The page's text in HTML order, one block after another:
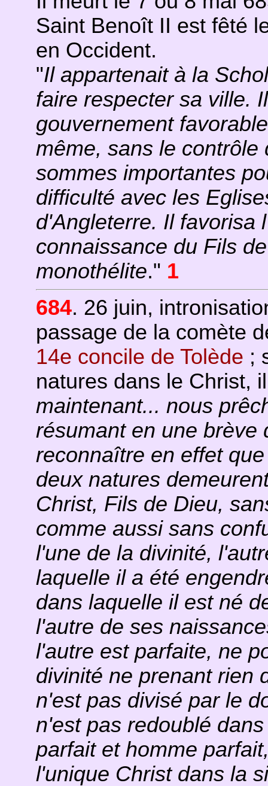
Saint Benoît II est fêté
en Occident.
"Il appartenait à la
faire respecter sa ville.
gouvernement
même, sans le
sommes importantes
difficulté avec les
d'Angleterre. Il favorisa
connaissance du Fils
monothélite." 1
684. 26 juin,
passage de la comète
14e concile de Tolède ;
natures dans le Christ,
maintenant... nous
résumant en une brève
reconnaître en effet
deux natures
Christ, Fils de Dieu,
comme aussi sans
l'une de la divinité,
laquelle il a été
dans laquelle il est né
l'autre de ses
l'autre est parfaite, ne
divinité ne prenant rien
n'est pas divisé par le
n'est pas redoublé
parfait et homme
l'unique Christ dans la